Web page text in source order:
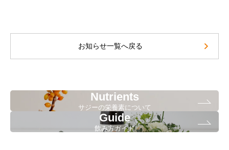
お知らせ一覧へ戻る
Nutrients
サジーの栄養素について
Guide
飲み方ガイド